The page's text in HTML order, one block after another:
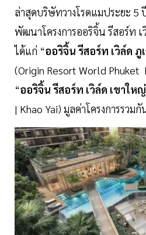
ล่าสุดบริษัทวางโรดแมประยะ 5
พัฒนาโครงการออริจิ้น รีสอร์ท
ได้แก่ “ออริจิ้น รีสอร์ท เวิล์ด ภู
(Origin Resort World Phuket
“ออริจิ้น รีสอร์ท เวิล์ด เขาใหญ่
| Khao Yai) มูลค่าโครงการรวม